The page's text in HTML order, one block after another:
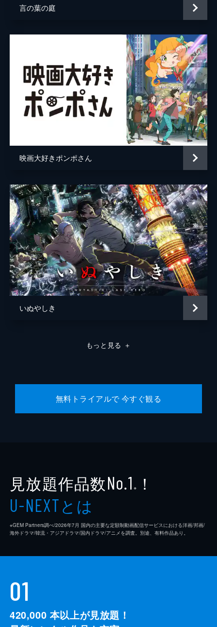
原作 魚豊
堤博明
アニメーション制作 ロックンロール・マウンテン
言の葉の庭
映画大好きポンポさん
いぬやしき
もっと見る ＋
無料トライアルで 今すぐ観る
見放題作品数No.1 ※ ！
U-NEXTとは
※GEM Partners調べ/2026年7⽉ 国内の主要な定額制動画配信サービスにおける洋画/邦画/
海外ドラマ/韓流・アジアドラマ/国内ドラマ/アニメを調査。別途、有料作品あり。
01
420,000 本以上が見放題！